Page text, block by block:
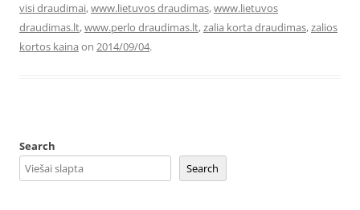
visi draudimai,www.lietuvos draudimas,www.lietuvos
draudimas.lt,www.perlo draudimas.lt,zalia korta draudimas,zalios
kortos kaina on 2014/09/04.
Search
Search